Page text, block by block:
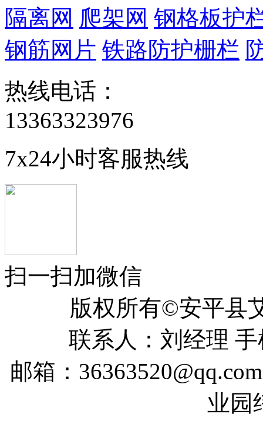
隔离网 爬架网 钢格板护
钢筋网片 铁路防护栅栏
热线电话：
13363323976
7x24小时客服热线
扫一扫加微信
版权所有©安平
联系人：刘经理 手
邮箱：
业园